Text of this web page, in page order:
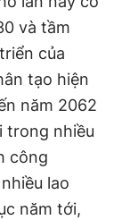
và tầm
của
tạo hiện
năm 2062
trong nhiều
công
lao
năm tới,